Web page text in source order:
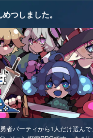
つしました。
者パーティから1人だけ選ん